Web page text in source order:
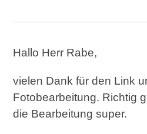
Hallo Herr Rabe,
vielen Dank für den Link
Fotobearbeitung. Richtig
die Bearbeitung super.